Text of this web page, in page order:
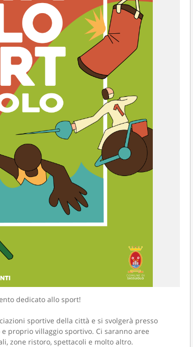
dedicato allo sport!
sportive della città e si svolgerà presso
proprio villaggio sportivo. Ci saranno aree
zone ristoro, spettacoli e molto altro.
MANITOU ITALIA SRL